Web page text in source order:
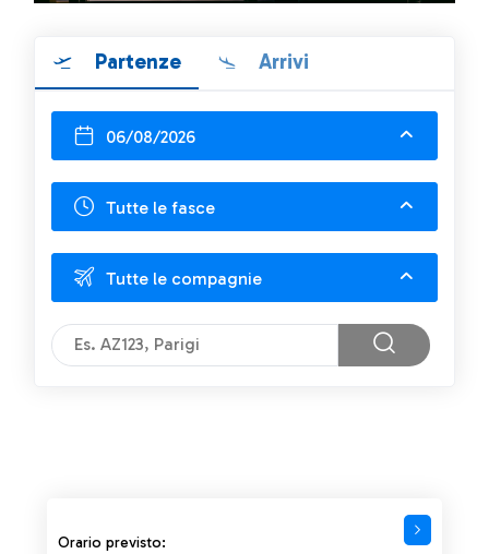
Partenze Arrivi
06/08/2026
Tutte le fasce
Tutte le compagnie
Orario previsto:
Orario previsto 22:00 barrato